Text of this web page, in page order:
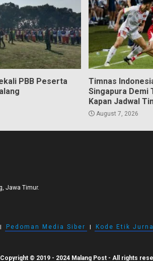
PBB Peserta
Timnas
Singapura Demi
Kapan Jadwal
August 7, 2026
Jawa Timur.
I Pedoman Media Siber I Kode Etik
Copyright © 2019 - 2024 Malang Post - All rights